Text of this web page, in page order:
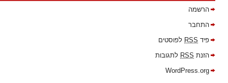
הרשמה
התחבר
פידRSSלפוסטים
הזנתRSSלתגובות
WordPress.org